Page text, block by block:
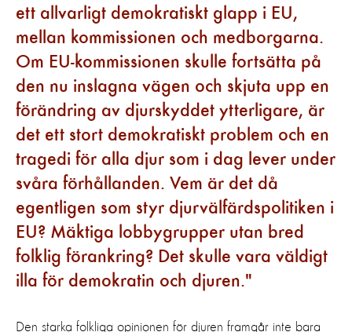
ett allvarligt demokratiskt glapp i EU,
mellan kommissionen och medborgarna.
Om EU-kommissionen skulle fortsätta på
den nu inslagna vägen och skjuta upp en
förändring av djurskyddet ytterligare, är
det ett stort demokratiskt problem och en
tragedi för alla djur som i dag lever under
svåra förhållanden. Vem är det då
egentligen som styr djurvälfärdspolitiken i
EU? Mäktiga lobbygrupper utan bred
folklig förankring? Det skulle vara väldigt
illa för demokratin och djuren.
Den starka folkliga opinionen för djuren framgår inte bara